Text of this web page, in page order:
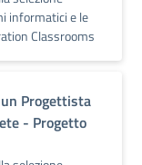
informatici e le
Classrooms
Progettista
- Progetto